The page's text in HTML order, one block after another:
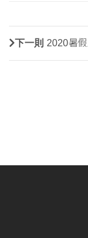
下一則 2020暑